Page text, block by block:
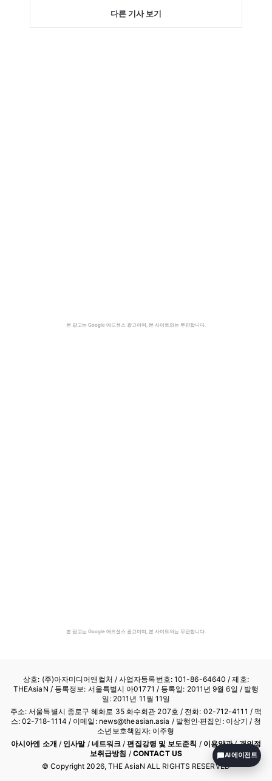
다른 기사 보기
본 광고는 Google 애드센스 광고이며, 본 사이트와는 무관합니다.
본 광고는 Google 애드센스 광고이며, 본 사이트와는 무관합니다.
상호: (주)아자미디어앤컬처 /사업자등록번호: 101-86-64640 / 제호:
THEAsiaN / 등록정보: 서울특별시 아01771 / 등록일: 2011년 9월 6일 / 발행
일: 2011년 11월 11일
주소: 서울특별시 종로구 혜화로 35 화수회관 207호 / 전화: 02-712-4111 / 팩
스: 02-718-1114 / 이메일: news@theasian.asia / 발행인·편집인: 이상기 / 청
소년보호책임자: 이주형
아시아엔 소개 / 인사말/ 네트워크 /편집강령 및 보도준칙 / 이용약관/개인정
보취급방침 / CONTACT US
© Copyright 2026, THE AsiaN ALL RIGHTS RESERVED
AI 에이전트